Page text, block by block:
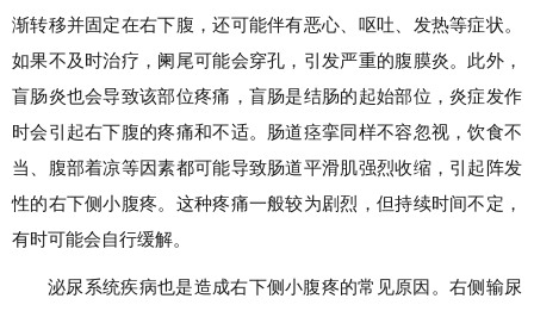
渐转移并固定在右下腹，还可能伴有恶心、呕吐、发热等症状。
如果不及时治疗，阑尾可能会穿孔，引发严重的腹膜炎。此外，
盲肠炎也会导致该部位疼痛，盲肠是结肠的起始部位，炎症发作
时会引起右下腹的疼痛和不适。肠道痉挛同样不容忽视，饮食不
当、腹部着凉等因素都可能导致肠道平滑肌强烈收缩，引起阵发
性的右下侧小腹疼。这种疼痛一般较为剧烈，但持续时间不定，
有时可能会自行缓解。
泌尿系统疾病也是造成右下侧小腹疼的常见原因。右侧输尿